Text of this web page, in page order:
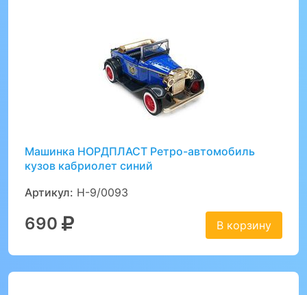
Машинка НОРДПЛАСТ Ретро-автомобиль
кузов кабриолет синий
Артикул: Н-9/0093
690 В корзину